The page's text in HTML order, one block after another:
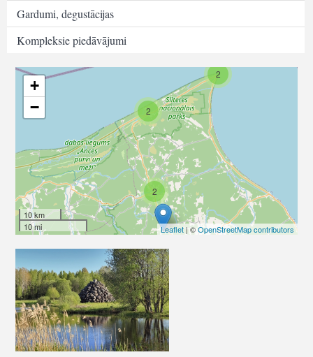
Gardumi, degustācijas
Kompleksie piedāvājumi
2
2
2
+
−
10 km
10 mi
Leaflet| ©OpenStreetMap contributors